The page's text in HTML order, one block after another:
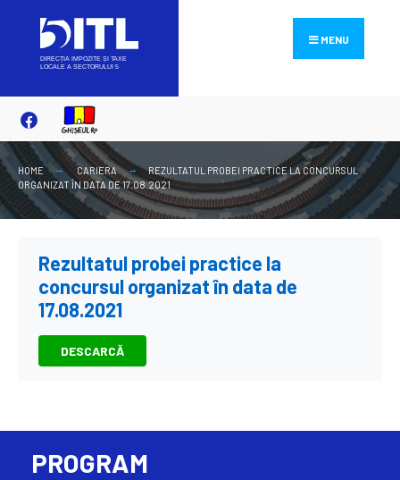
content
MENU
HOME CARIERA
REZULTATUL PROBEI PRACTICE LA CONCURSUL
ORGANIZAT ÎN DATA DE 17.08.2021
Rezultatul probei practice la
concursul organizat în data de
17.08.2021
DESCARCĂ
PROGRAM
for: